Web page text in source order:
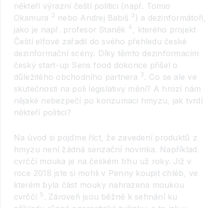
někteří výrazní čeští politici (např. Tomio
Okamura 2 nebo Andrej Babiš 3 ) a dezinformátoři,
jako je např. profesor Staněk 4
, kterého projekt
Čeští elfové zařadil do svého přehledu české
dezinformační scény. Díky těmto dezinformacím
český start-up Sens food dokonce přišel o
důležitého obchodního partnera 3. Co se ale ve
skutečnosti na poli legislativy mění? A hrozí nám
nějaké nebezpečí po konzumaci hmyzu, jak tvrdí
někteří politici?
Na úvod si pojďme říct, že zavedení produktů z
hmyzu není žádná senzační novinka. Například
cvrččí mouka je na českém trhu už roky. Již v
roce 2018 jste si mohli v Penny koupit chléb, ve
kterém byla část mouky nahrazena moukou
cvrččí 5 . Zároveň jsou běžně k sehnání ku